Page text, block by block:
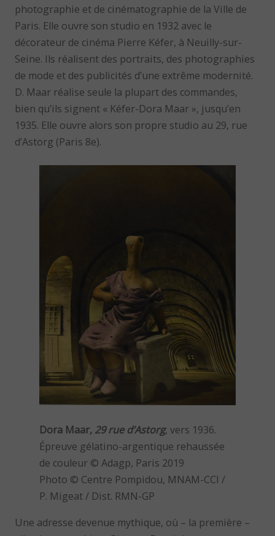
photographie et de cinématographie de la Ville de
Paris. Elle ouvre son studio en 1932 avec le
décorateur de cinéma Pierre Kéfer, à Neuilly-sur-
Seine. Ils réalisent des portraits, des photographies
de mode et des publicités d’une extrême modernité.
D. Maar réalise seule la plupart des commandes,
bien qu’ils signent « Kéfer-Dora Maar », jusqu’en
1935. Elle ouvre alors son propre studio au 29, rue
d’Astorg (Paris 8e).
Dora Maar, 29 rue d’Astorg, vers 1936.
Épreuve gélatino-argentique rehaussée
de couleur © Adagp, Paris 2019
Photo © Centre Pompidou, MNAM-CCI /
P. Migeat / Dist. RMN-GP
Une adresse devenue mythique, où – la première –